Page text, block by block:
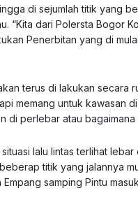
di sejumlah titik yang
“Kita dari Polersta Bogor
Penerbitan yang di
terus di lakukan secara
memang untuk kawasan
di perlebar atau
lalu lintas terlihat
titik yang jalannya
samping Pintu